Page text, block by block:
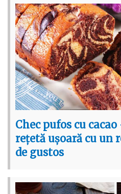
Chec pufos cu cacao
rețetă ușoară cu un
de gustos